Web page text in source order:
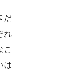
だ
れ
こ
は